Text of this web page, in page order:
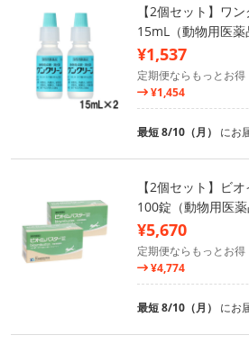
【2個セット】ワ
15mL（動物用医薬
¥1,537
定期便ならもっとお得
¥1,454
最短 8/10（月） にお
【2個セット】ビ
100錠（動物用医薬
¥5,670
定期便ならもっとお得
¥4,774
最短 8/10（月） にお